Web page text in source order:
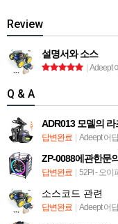
Review
설명서와 소스
Adeept
Q & A
ADR013 모델의
답변완료 Adeept 어
ZP-0088에관한문
답변완료 52Pi - 오이
소스코드 관련
답변완료 Adeept 어